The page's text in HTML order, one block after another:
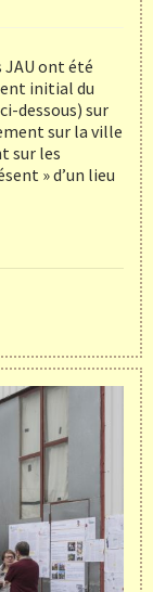
JAU ont été
initial du
dessous) sur
sur la ville
sur les
» d’un lieu